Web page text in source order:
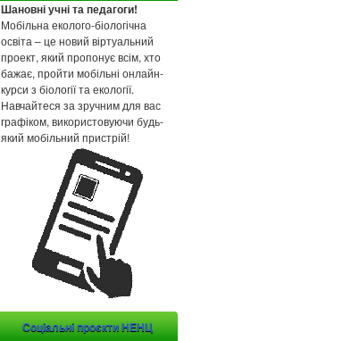
Шановні учні та педагоги!
Мобільна еколого-біологічна
освіта – це новий віртуальний
проект, який пропонує всім, хто
бажає, пройти мобільні онлайн-
курси з біології та екології.
Навчайтеся за зручним для вас
графіком, використовуючи будь-
який мобільний пристрій!
Соціальні проєкти НЕНЦ